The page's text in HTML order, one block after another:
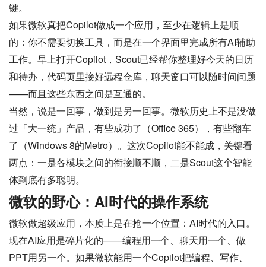
键。
如果微软真把Copilot做成一个应用，至少在逻辑上是顺
的：你不需要切换工具，而是在一个界面里完成所有AI辅助
工作。早上打开Copilot，Scout已经帮你整理好今天的日历
和待办，代码页里接好远程仓库，聊天窗口可以随时问问题
——而且这些东西之间是互通的。
当然，说是一回事，做到是另一回事。微软历史上不是没做
过「大一统」产品，有些成功了（Office 365），有些翻车
了（Windows 8的Metro）。这次Copilot能不能成，关键看
两点：一是各模块之间的衔接顺不顺，二是Scout这个智能
体到底有多聪明。
微软的野心：AI时代的操作系统
微软做超级应用，本质上是在抢一个位置：AI时代的入口。
现在AI应用是碎片化的——编程用一个、聊天用一个、做
PPT用另一个。如果微软能用一个Copilot把编程、写作、